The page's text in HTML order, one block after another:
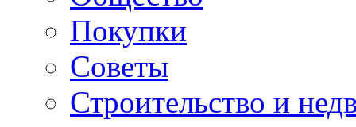
Покупки
Советы
Строительство и